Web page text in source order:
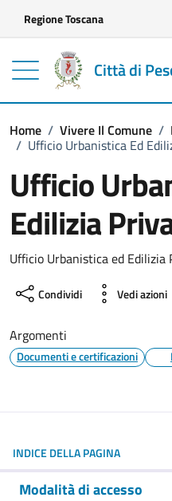
Regione Toscana
Città di
Home / Vivere Il Comune /
/ Ufficio Urbanistica Ed
Ufficio
Edilizia
Ufficio Urbanistica ed Edilizia
Condividi Vedi azioni
Argomenti
Documenti e certificazioni
INDICE DELLA PAGINA
Modalità di accesso